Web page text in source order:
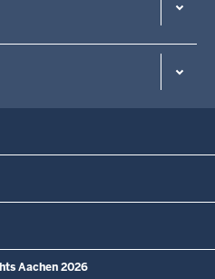
Aachen 2026